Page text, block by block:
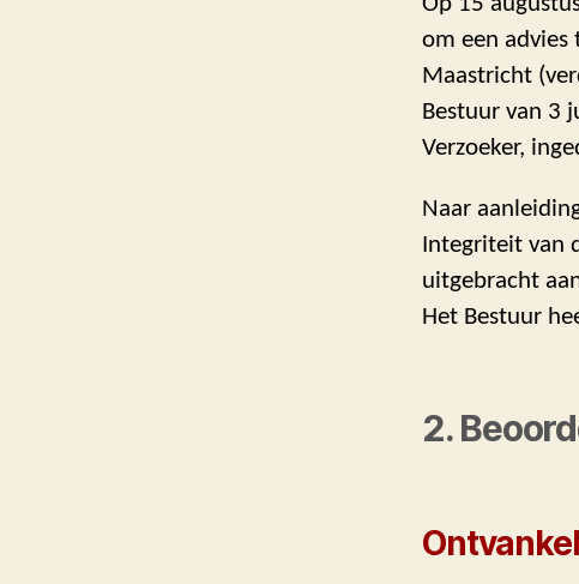
om een advies
Maastricht
Bestuur van 3
Verzoeker,
Naar
Integriteit van
uitgebracht
Het Bestuur
2.